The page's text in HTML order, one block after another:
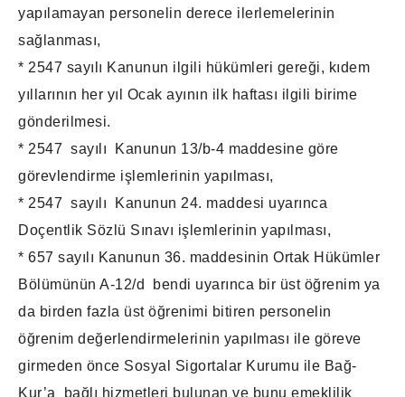
yapılamayan personelin derece ilerlemelerinin
sağlanması,
* 2547 sayılı Kanunun ilgili hükümleri gereği, kıdem
yıllarının her yıl Ocak ayının ilk haftası ilgili birime
gönderilmesi.
* 2547 sayılı Kanunun 13/b-4 maddesine göre
görevlendirme işlemlerinin yapılması,
* 2547 sayılı Kanunun 24. maddesi uyarınca
Doçentlik Sözlü Sınavı işlemlerinin yapılması,
* 657 sayılı Kanunun 36. maddesinin Ortak Hükümler
Bölümünün A-12/d bendi uyarınca bir üst öğrenim ya
da birden fazla üst öğrenimi bitiren personelin
öğrenim değerlendirmelerinin yapılması ile göreve
girmeden önce Sosyal Sigortalar Kurumu ile Bağ-
Kur’a bağlı hizmetleri bulunan ve bunu emeklilik